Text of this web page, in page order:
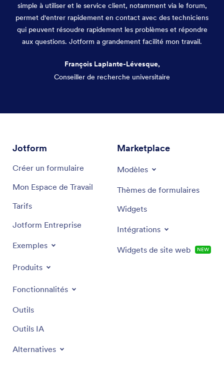
simple à utiliser et le service client, notamment via le forum,
permet d'entrer rapidement en contact avec des techniciens
qui peuvent résoudre rapidement les problèmes et répondre
aux questions. Jotform a grandement facilité mon travail.
François Laplante-Lévesque,
Conseiller de recherche universitaire
Jotform
Créer un formulaire
Mon Espace de Travail
Tarifs
Jotform Entreprise
Exemples
Produits
Fonctionnalités
Outils
Outils IA
Alternatives
Marketplace
Modèles
Thèmes de formulaires
Widgets
Intégrations
Widgets de site web NEW